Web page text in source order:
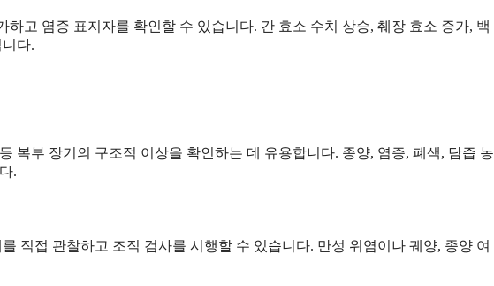
하고 염증 표지자를 확인할 수 있습니다. 간 효소 수치 상승, 췌장 효소 증가, 백
다.
복부 장기의 구조적 이상을 확인하는 데 유용합니다. 종양, 염증, 폐색, 담즙 농
.
직접 관찰하고 조직 검사를 시행할 수 있습니다. 만성 위염이나 궤양, 종양 여